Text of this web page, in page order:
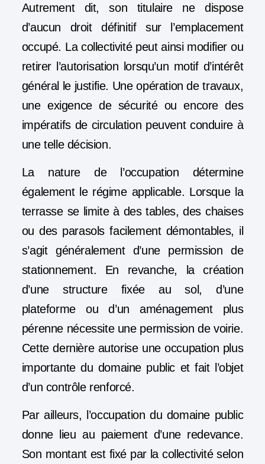
Autrement dit, son titulaire ne dispose
d’aucun droit définitif sur l’emplacement
occupé. La collectivité peut ainsi modifier ou
retirer l’autorisation lorsqu’un motif d’intérêt
général le justifie. Une opération de travaux,
une exigence de sécurité ou encore des
impératifs de circulation peuvent conduire à
une telle décision.
La nature de l’occupation détermine
également le régime applicable. Lorsque la
terrasse se limite à des tables, des chaises
ou des parasols facilement démontables, il
s’agit généralement d’une permission de
stationnement. En revanche, la création
d’une structure fixée au sol, d’une
plateforme ou d’un aménagement plus
pérenne nécessite une permission de voirie.
Cette dernière autorise une occupation plus
importante du domaine public et fait l’objet
d’un contrôle renforcé.
Par ailleurs, l’occupation du domaine public
donne lieu au paiement d’une redevance.
Son montant est fixé par la collectivité selon